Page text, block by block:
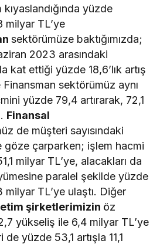
yüzde
milyar TL’ye
sektörümüze baktığımızda;
2023 arasındaki
kat ettiği yüzde 18,6’lık artış
sektörümüz aynı
yüzde 79,4 artırarak, 72,1
Finansal
de müşteri sayısındaki
göze çarparken; işlem hacmi
milyar TL’ye, alacakları da
paralel şekilde yüzde
milyar TL’ye ulaştı. Diğer
şirketlerimizin öz
yükseliş ile 6,4 milyar TL’ye
yüzde 53,1 artışla 11,1